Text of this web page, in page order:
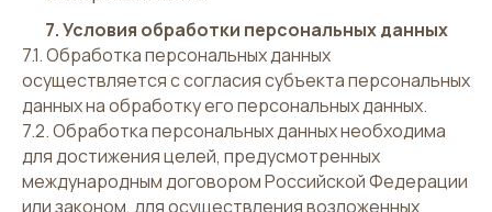
7. Условия обработки персональных данных
7.1. Обработка персональных данных
осуществляется с согласия субъекта персональных
данных на обработку его персональных данных.
7.2. Обработка персональных данных необходима
для достижения целей, предусмотренных
международным договором Российской Федерации
или законом, для осуществления возложенных